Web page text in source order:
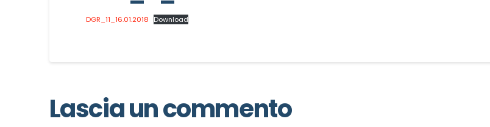
DGR_11_16.01.2018 Download
Lascia un commento